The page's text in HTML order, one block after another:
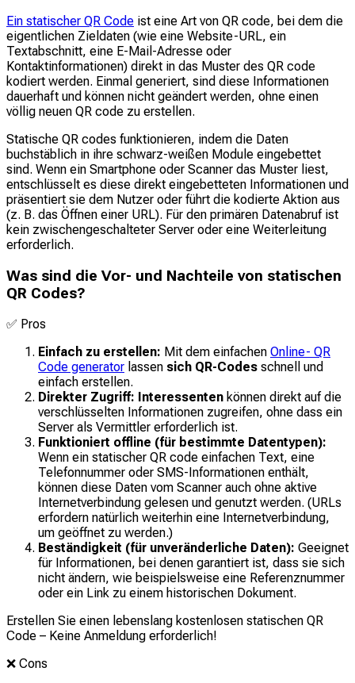
Ein statischer QR Code ist eine Art von QR code, bei dem die
eigentlichen Zieldaten (wie eine Website-URL, ein
Textabschnitt, eine E-Mail-Adresse oder
Kontaktinformationen) direkt in das Muster des QR code
kodiert werden. Einmal generiert, sind diese Informationen
dauerhaft und können nicht geändert werden, ohne einen
völlig neuen QR code zu erstellen.
Statische QR codes funktionieren, indem die Daten
buchstäblich in ihre schwarz-weißen Module eingebettet
sind. Wenn ein Smartphone oder Scanner das Muster liest,
entschlüsselt es diese direkt eingebetteten Informationen und
präsentiert sie dem Nutzer oder führt die kodierte Aktion aus
(z. B. das Öffnen einer URL). Für den primären Datenabruf ist
kein zwischengeschalteter Server oder eine Weiterleitung
erforderlich.
Was sind die Vor- und Nachteile von statischen
QR Codes?
✅ Pros
Einfach zu erstellen: Mit dem einfachen Online- QR
Code generator lassen sich QR-Codes schnell und
einfach erstellen.
Direkter Zugriff: Interessenten können direkt auf die
verschlüsselten Informationen zugreifen, ohne dass ein
Server als Vermittler erforderlich ist.
Funktioniert offline (für bestimmte Datentypen):
Wenn ein statischer QR code einfachen Text, eine
Telefonnummer oder SMS-Informationen enthält,
können diese Daten vom Scanner auch ohne aktive
Internetverbindung gelesen und genutzt werden. (URLs
erfordern natürlich weiterhin eine Internetverbindung,
um geöffnet zu werden.)
Beständigkeit (für unveränderliche Daten): Geeignet
für Informationen, bei denen garantiert ist, dass sie sich
nicht ändern, wie beispielsweise eine Referenznummer
oder ein Link zu einem historischen Dokument.
Erstellen Sie einen lebenslang kostenlosen statischen QR
Code – Keine Anmeldung erforderlich!
❌ Cons